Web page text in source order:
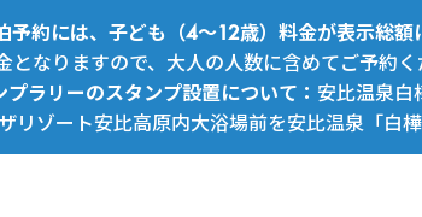
予約には、子ども（4～12歳）料金が表示総額
となりますので、大人の人数に含めてご予約く
プラリーのスタンプ設置について：安比温泉白
リゾート安比高原内大浴場前を安比温泉「白